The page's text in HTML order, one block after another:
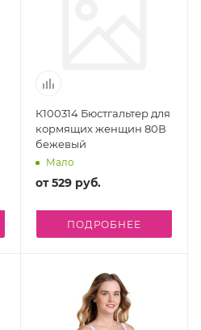
К100314 Бюстгальтер для
кормящих женщин 80В
бежевый
Мало
от529 руб.
ПОДРОБНЕЕ